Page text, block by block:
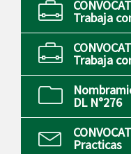
Trabaja
Trabaja
DL N°276
Practicas